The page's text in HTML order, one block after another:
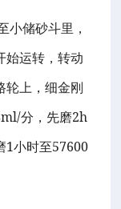
小储砂斗里，
始运转，转动
轮上，细金刚
分，先磨2h
1小时至57600